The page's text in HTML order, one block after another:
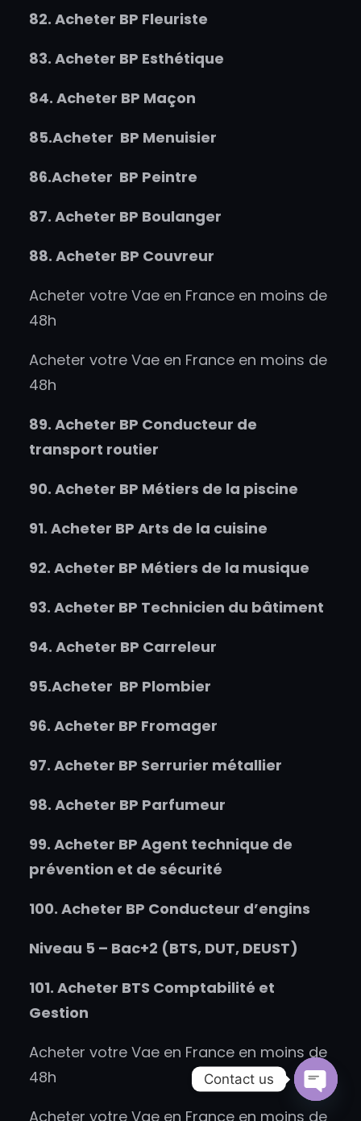
82. Acheter BP Fleuriste
83. Acheter BP Esthétique
84. Acheter BP Maçon
85.Acheter BP Menuisier
86.Acheter BP Peintre
87. Acheter BP Boulanger
88. Acheter BP Couvreur
Acheter votre Vae en France en moins de
48h
Acheter votre Vae en France en moins de
48h
89. Acheter BP Conducteur de
transport routier
90. Acheter BP Métiers de la piscine
91. Acheter BP Arts de la cuisine
92. Acheter BP Métiers de la musique
93. Acheter BP Technicien du bâtiment
94. Acheter BP Carreleur
95.Acheter BP Plombier
96. Acheter BP Fromager
97. Acheter BP Serrurier métallier
98. Acheter BP Parfumeur
99. Acheter BP Agent technique de
prévention et de sécurité
100. Acheter BP Conducteur d’engins
Niveau 5 – Bac+2 (BTS, DUT, DEUST)
101. Acheter BTS Comptabilité et
Gestion
Acheter votre Vae en France en moins de
48h
Acheter votre Vae en France en moins de
Contact us
chaty